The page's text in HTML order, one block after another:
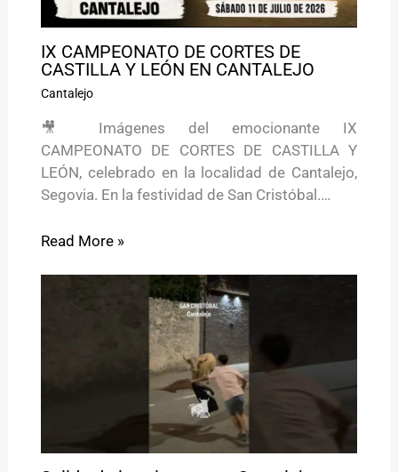
IX CAMPEONATO DE CORTES DE
CASTILLA Y LEÓN EN CANTALEJO
Cantalejo
🎥 Imágenes del emocionante IX
CAMPEONATO DE CORTES DE CASTILLA Y
LEÓN, celebrado en la localidad de Cantalejo,
Segovia. En la festividad de San Cristóbal.…
Read More »